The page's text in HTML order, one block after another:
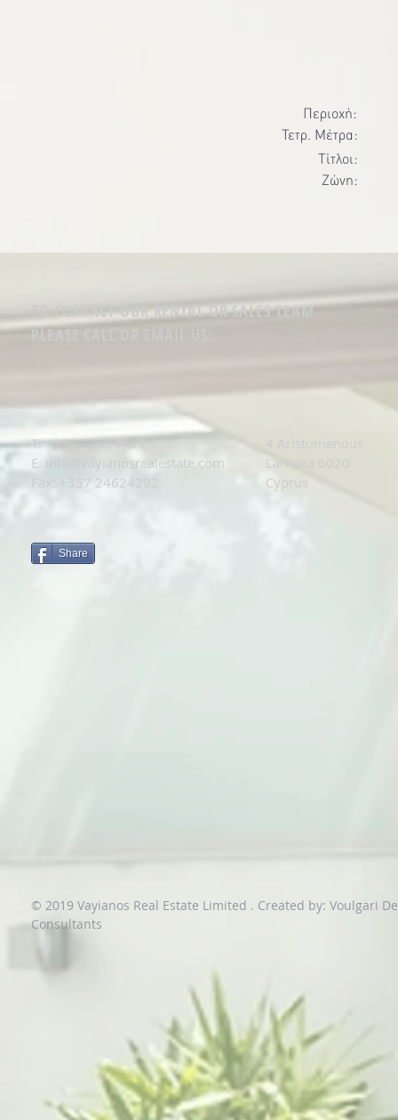
Περιοχή:
Τετρ. Μέτρα:
Τίτλοι:
Ζώνη:
TO CONTACT OUR RENTAL OR SALES TEAM
PLEASE CALL OR EMAIL US:
T: +357 24654465
E: info@vayianosrealestate.com
Fax: +357 24624292
Larnaka 6020
Cyprus
Share
© 2019 Vayianos Real Estate Limited . Created by: Voulgari
Consultants